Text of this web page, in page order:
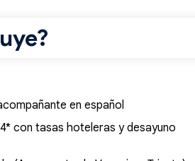
en español
con tasas hoteleras y desayuno